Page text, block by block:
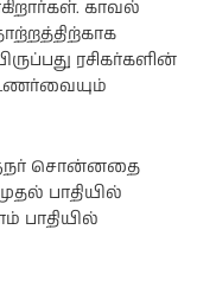
காவல்
ரசிகர்களின்
சொன்னதை
பாதியில்
பாதியில்